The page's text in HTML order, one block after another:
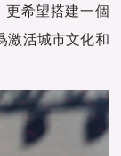
更希望搭建一個
激活城市文化和